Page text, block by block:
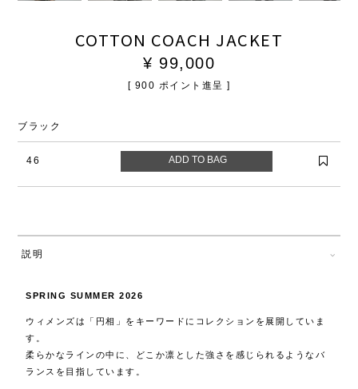
COTTON COACH JACKET
¥ 99,000
[ 900 ポイント進呈 ]
ブラック
46
説明
SPRING SUMMER 2026
ウィメンズは「円相」をキーワードにコレクションを展開していま
す。
柔らかなラインの中に、どこか凛とした強さを感じられるようなバ
ランスを目指しています。